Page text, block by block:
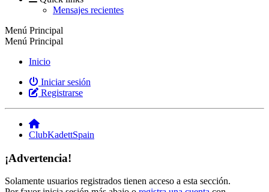
Mensajes recientes
Menú Principal
Menú Principal
Inicio
Iniciar sesión
Registrarse
ClubKadettSpain
¡Advertencia!
Solamente usuarios registrados tienen acceso a esta sección.